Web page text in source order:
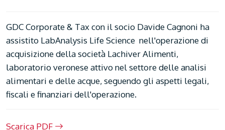
GDC Corporate & Tax con il socio Davide Cagnoni ha
assistito LabAnalysis Life Science nell'operazione di
acquisizione della società Lachiver Alimenti,
laboratorio veronese attivo nel settore delle analisi
alimentari e delle acque, seguendo gli aspetti legali,
fiscali e finanziari dell'operazione.
Scarica PDF